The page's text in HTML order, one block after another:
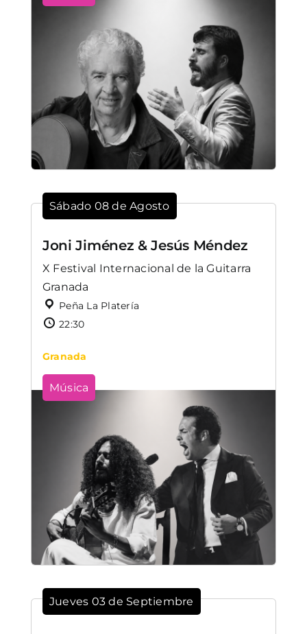
Sábado 08 de Agosto
Joni Jiménez & Jesús Méndez
X Festival Internacional de la Guitarra
Granada
Peña La Platería
22:30
Granada
Música
Jueves 03 de Septiembre